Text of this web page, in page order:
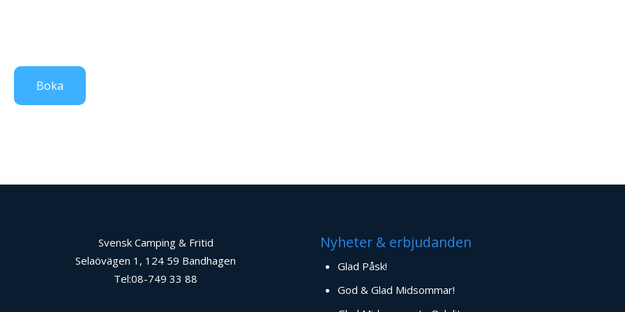
Boka
Svensk Camping & Fritid
Selaövägen 1, 124 59 Bandhagen
Tel:08-749 33 88
Nyheter & erbjudanden
Glad Påsk!
God & Glad Midsommar!